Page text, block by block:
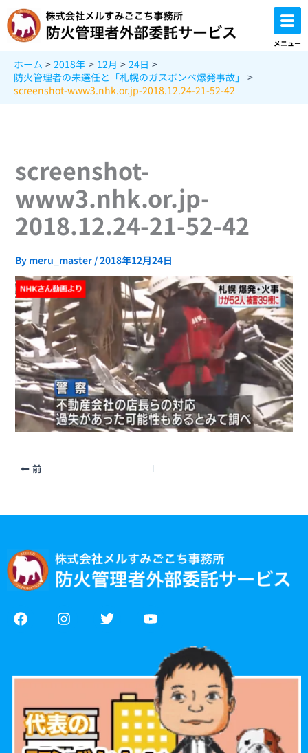
容
を
メニュー
ホーム 2018年 12月
24日
防火管理者の未選任と「札幌のガスボンベ爆発事故」
screenshot-www3.nhk.or.jp-2018.12.24-21-52-42
screenshot-
www3.nhk.or.jp-
2018.12.24-21-52-42
By meru_master /2018年12月24日
前
F
a
o
k
I
n
g
a
m
T
w
e
Y
o
u
b
e